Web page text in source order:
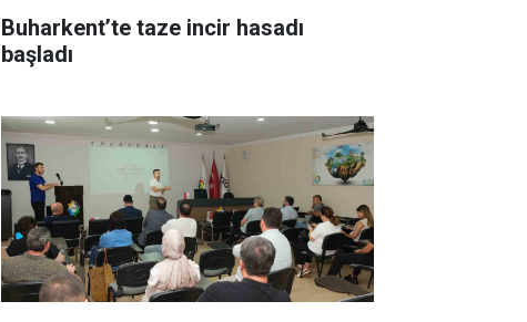
Buharkent’te taze incir hasadı
başladı